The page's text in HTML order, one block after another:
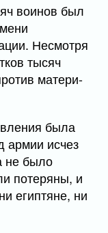
воинов был
Несмотря
тысяч
матери-
была
армии исчез
не было
потеряны, и
египтяне, ни